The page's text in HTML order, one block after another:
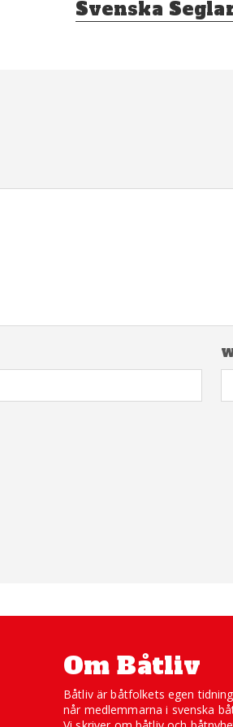
Svenska
Om Båtliv
Båtliv är båtfolkets egen
når medlemmarna i svenska